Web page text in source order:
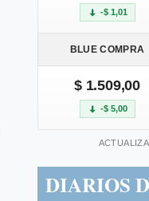
-$ 1,01
BLUE COMPRA
$ 1.509,00
-$ 5,00
DIARIOS